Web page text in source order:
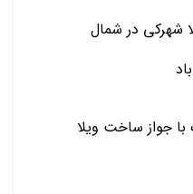
شهرکی در شمال
جواز ساخت ویلا